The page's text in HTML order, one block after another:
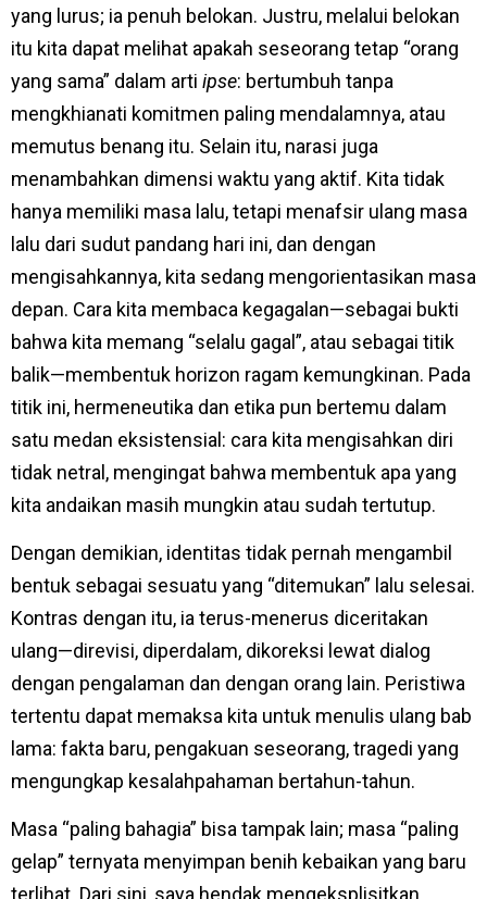
yang lurus; ia penuh belokan. Justru, melalui belokan
itu kita dapat melihat apakah seseorang tetap “orang
yang sama” dalam arti ipse: bertumbuh tanpa
mengkhianati komitmen paling mendalamnya, atau
memutus benang itu. Selain itu, narasi juga
menambahkan dimensi waktu yang aktif. Kita tidak
hanya memiliki masa lalu, tetapi menafsir ulang masa
lalu dari sudut pandang hari ini, dan dengan
mengisahkannya, kita sedang mengorientasikan masa
depan. Cara kita membaca kegagalan—sebagai bukti
bahwa kita memang “selalu gagal”, atau sebagai titik
balik—membentuk horizon ragam kemungkinan. Pada
titik ini, hermeneutika dan etika pun bertemu dalam
satu medan eksistensial: cara kita mengisahkan diri
tidak netral, mengingat bahwa membentuk apa yang
kita andaikan masih mungkin atau sudah tertutup.
Dengan demikian, identitas tidak pernah mengambil
bentuk sebagai sesuatu yang “ditemukan” lalu selesai.
Kontras dengan itu, ia terus-menerus diceritakan
ulang—direvisi, diperdalam, dikoreksi lewat dialog
dengan pengalaman dan dengan orang lain. Peristiwa
tertentu dapat memaksa kita untuk menulis ulang bab
lama: fakta baru, pengakuan seseorang, tragedi yang
mengungkap kesalahpahaman bertahun-tahun.
Masa “paling bahagia” bisa tampak lain; masa “paling
gelap” ternyata menyimpan benih kebaikan yang baru
terlihat. Dari sini, saya hendak mengeksplisitkan